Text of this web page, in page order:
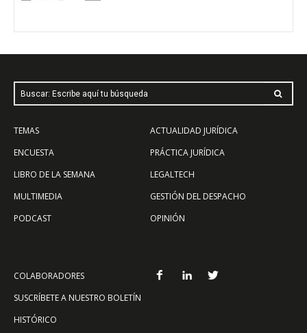
Buscar: Escribe aquí tu búsqueda
TEMAS
ENCUESTA
LIBRO DE LA SEMANA
MULTIMEDIA
PODCAST
ACTUALIDAD JURÍDICA
PRÁCTICA JURÍDICA
LEGALTECH
GESTIÓN DEL DESPACHO
OPINIÓN
COLABORADORES
SUSCRÍBETE A NUESTRO BOLETÍN
HISTÓRICO